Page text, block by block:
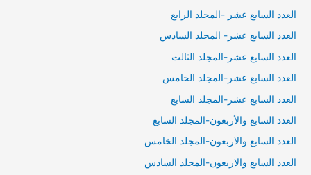
العدد السابع عشر -المجلد الرابع
العدد السابع عشر- المجلد السادس
العدد السابع عشر-المجلد الثالث
العدد السابع عشر-المجلد الخامس
العدد السابع عشر-المجلد السايع
العدد السابع والأربعون-المجلد السابع
العدد السابع والاربعون-المجلد الخامس
العدد السابع والاربعون-المجلد السادس